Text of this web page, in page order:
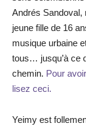
Andrés Sandoval,
jeune fille de 16
musique urbaine
tous… jusqu’à ce
chemin. Pour
lisez ceci.
Yeimy est